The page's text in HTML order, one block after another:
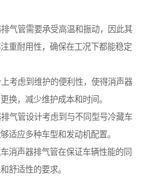
气管需要承受高温和振动，因此其
重耐用性，确保在工况下都能稳定
考虑到维护的便利性，使得消声器
换，减少维护成本和时间。
气管设计考虑到与不同型号冷藏车
适应多种车型和发动机配置。
消声器排气管在保证车辆性能的同
舒适性的要求。